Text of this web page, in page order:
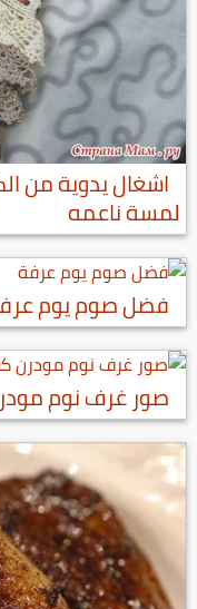
لمسة ناعمه
فضل صوم يوم
صور غرف نوم مودرن كاملة